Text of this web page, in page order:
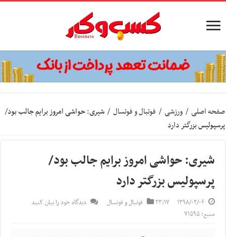
صفحه اصلی / ورزشی / فوتبال و فوتسال / شیری: حواشی امروز برایم جالب بود/
پرسپولیس بزرگتر دارد
شیری: حواشی امروز برایم جالب بود/
پرسپولیس بزرگتر دارد
۱۳۹۸/۰۲/۰۶ ۲۳:۱۷ فوتبال و فوتسال
دیدگاه خود را بیان کنید
منبع: ۷۱۵۹۵